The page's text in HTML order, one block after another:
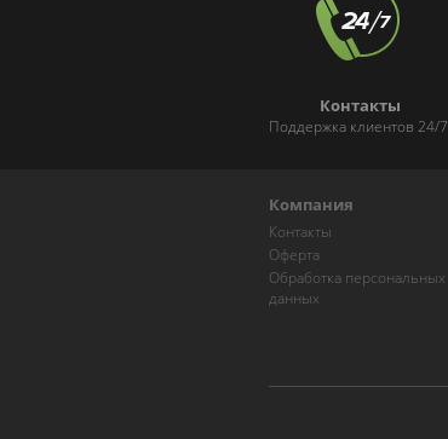
Контакты
Поддержка клиентов 24/7
Компания
Контакты
Оферта
Обработка персональных
данных